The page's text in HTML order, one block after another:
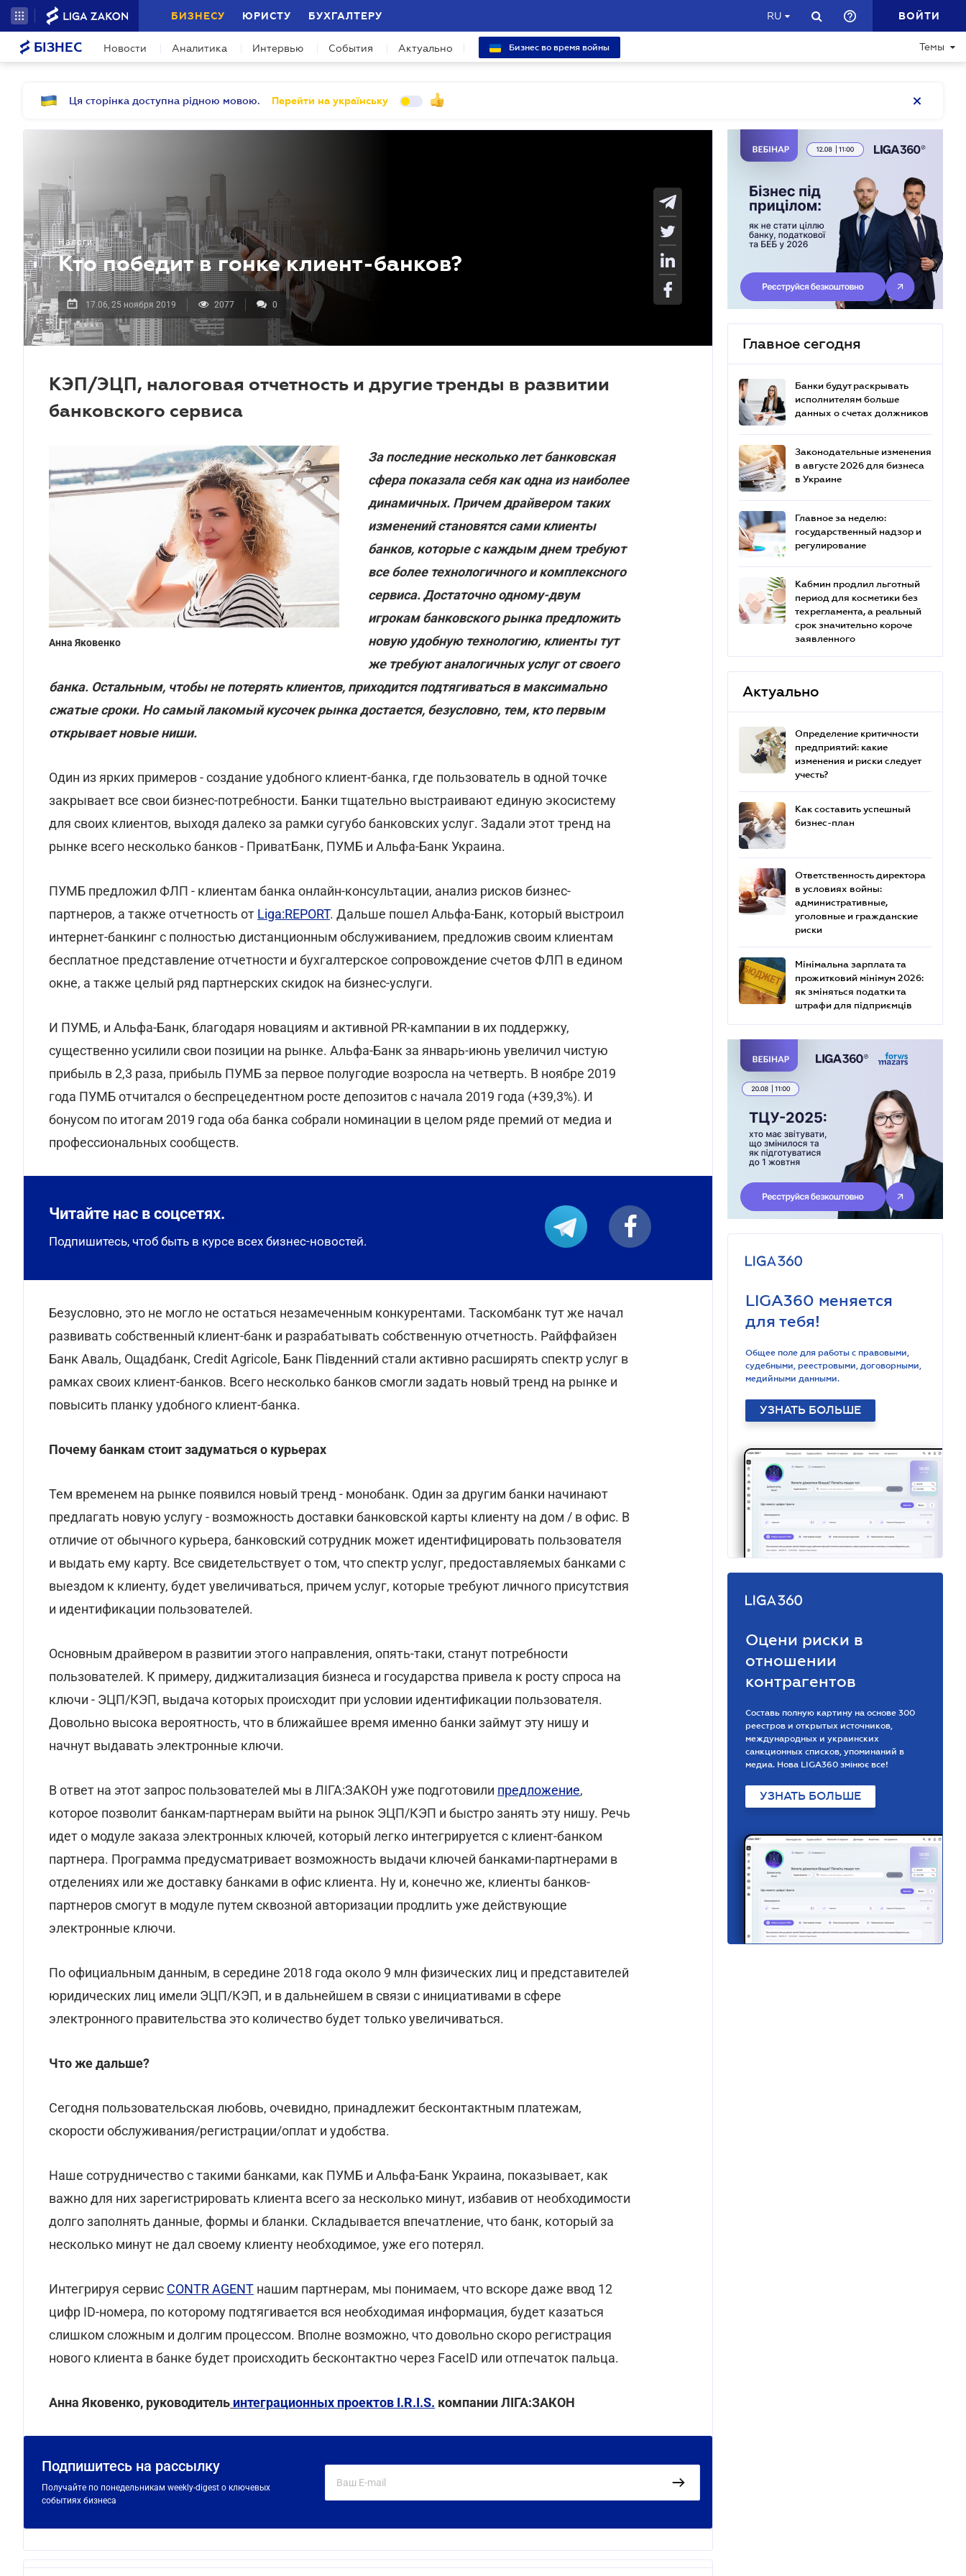
БИЗНЕСУ ЮРИСТУ БУХГАЛТЕРУ RU ВОЙТИ
БІЗНЕС Новости Аналитика Интервью События Актуально Бизнес во время войны Темы
Ця сторінка доступна рідною мовою. Перейти на українську
Налоги
Кто победит в гонке клиент-банков?
17.06, 25 ноября 2019 2077 0
КЭП/ЭЦП, налоговая отчетность и другие тренды в развитии
банковского сервиса
Анна Яковенко
За последние несколько лет банковская
сфера показала себя как одна из наиболее
динамичных. Причем драйвером таких
изменений становятся сами клиенты
банков, которые с каждым днем требуют
все более технологичного и комплексного
сервиса. Достаточно одному-двум
игрокам банковского рынка предложить
новую удобную технологию, клиенты тут
же требуют аналогичных услуг от своего
банка. Остальным, чтобы не потерять клиентов, приходится подтягиваться в максимально
сжатые сроки. Но самый лакомый кусочек рынка достается, безусловно, тем, кто первым
открывает новые ниши.
Один из ярких примеров - создание удобного клиент-банка, где пользователь в одной точке
закрывает все свои бизнес-потребности. Банки тщательно выстраивают единую экосистему
для своих клиентов, выходя далеко за рамки сугубо банковских услуг. Задали этот тренд на
рынке всего несколько банков - ПриватБанк, ПУМБ и Альфа-Банк Украина.
ПУМБ предложил ФЛП - клиентам банка онлайн-консультации, анализ рисков бизнес-
партнеров, а также отчетность от Liga:REPORT. Дальше пошел Альфа-Банк, который выстроил
интернет-банкинг с полностью дистанционным обслуживанием, предложив своим клиентам
бесплатное представление отчетности и бухгалтерское сопровождение счетов ФЛП в едином
окне, а также целый ряд партнерских скидок на бизнес-услуги.
И ПУМБ, и Альфа-Банк, благодаря новациям и активной PR-кампании в их поддержку,
существенно усилили свои позиции на рынке. Альфа-Банк за январь-июнь увеличил чистую
прибыль в 2,3 раза, прибыль ПУМБ за первое полугодие возросла на четверть. В ноябре 2019
года ПУМБ отчитался о беспрецедентном росте депозитов с начала 2019 года (+39,3%). И
бонусом по итогам 2019 года оба банка собрали номинации в целом ряде премий от медиа и
профессиональных сообществ.
Читайте нас в соцсетях.
Подпишитесь, чтоб быть в курсе всех бизнес-новостей.
Безусловно, это не могло не остаться незамеченным конкурентами. Таскомбанк тут же начал
развивать собственный клиент-банк и разрабатывать собственную отчетность. Райффайзен
Банк Аваль, Ощадбанк, Credit Agricole, Банк Південний стали активно расширять спектр услуг в
рамках своих клиент-банков. Всего несколько банков смогли задать новый тренд на рынке и
повысить планку удобного клиент-банка.
Почему банкам стоит задуматься о курьерах
Тем временем на рынке появился новый тренд - монобанк. Один за другим банки начинают
предлагать новую услугу - возможность доставки банковской карты клиенту на дом / в офис. В
отличие от обычного курьера, банковский сотрудник может идентифицировать пользователя
и выдать ему карту. Все свидетельствует о том, что спектр услуг, предоставляемых банками с
выездом к клиенту, будет увеличиваться, причем услуг, которые требуют личного присутствия
и идентификации пользователей.
Основным драйвером в развитии этого направления, опять-таки, станут потребности
пользователей. К примеру, диджитализация бизнеса и государства привела к росту спроса на
ключи - ЭЦП/КЭП, выдача которых происходит при условии идентификации пользователя.
Довольно высока вероятность, что в ближайшее время именно банки займут эту нишу и
начнут выдавать электронные ключи.
В ответ на этот запрос пользователей мы в ЛІГА:ЗАКОН уже подготовили предложение,
которое позволит банкам-партнерам выйти на рынок ЭЦП/КЭП и быстро занять эту нишу. Речь
идет о модуле заказа электронных ключей, который легко интегрируется с клиент-банком
партнера. Программа предусматривает возможность выдачи ключей банками-партнерами в
отделениях или же доставку банками в офис клиента. Ну и, конечно же, клиенты банков-
партнеров смогут в модуле путем сквозной авторизации продлить уже действующие
электронные ключи.
По официальным данным, в середине 2018 года около 9 млн физических лиц и представителей
юридических лиц имели ЭЦП/КЭП, и в дальнейшем в связи с инициативами в сфере
электронного правительства это количество будет только увеличиваться.
Что же дальше?
Сегодня пользовательская любовь, очевидно, принадлежит бесконтактным платежам,
скорости обслуживания/регистрации/оплат и удобства.
Наше сотрудничество с такими банками, как ПУМБ и Альфа-Банк Украина, показывает, как
важно для них зарегистрировать клиента всего за несколько минут, избавив от необходимости
долго заполнять данные, формы и бланки. Складывается впечатление, что банк, который за
несколько минут не дал своему клиенту необходимое, уже его потерял.
Интегрируя сервис CONTR АGENT нашим партнерам, мы понимаем, что вскоре даже ввод 12
цифр ID-номера, по которому подтягивается вся необходимая информация, будет казаться
слишком сложным и долгим процессом. Вполне возможно, что довольно скоро регистрация
нового клиента в банке будет происходить бесконтактно через FaceID или отпечаток пальца.
Анна Яковенко, руководитель интеграционных проектов I.R.I.S. компании ЛІГА:ЗАКОН
Подпишитесь на рассылку
Получайте по понедельникам weekly-digest о ключевых
событиях бизнеса
Главное сегодня
Банки будут раскрывать
исполнителям больше
данных о счетах должников
Законодательные изменения
в августе 2026 для бизнеса
в Украине
Главное за неделю:
государственный надзор и
регулирование
Кабмин продлил льготный
период для косметики без
техрегламента, а реальный
срок значительно короче
заявленного
Актуально
Определение критичности
предприятий: какие
изменения и риски следует
учесть?
Как составить успешный
бизнес-план
Ответственность директора
в условиях войны:
административные,
уголовные и гражданские
риски
Мінімальна зарплата та
прожитковий мінімум 2026:
як зміняться податки та
штрафи для підприємців
LIGA360 меняется
для тебя!
Общее поле для работы с правовыми,
судебными, реестровыми, договорными,
медийными данными.
УЗНАТЬ БОЛЬШЕ
Оцени риски в
отношении
контрагентов
Составь полную картину на основе 300
реестров и открытых источников,
международных и украинских
санкционных списков, упоминаний в
медиа. Нова LIGA360 змінює все!
УЗНАТЬ БОЛЬШЕ